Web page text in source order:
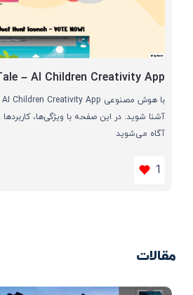
– AI Children Creativity App
آشنا شوید. در این صفحه با ویژگی‌ها، کاربردها
آگاه می‌شوید
1
مقالات